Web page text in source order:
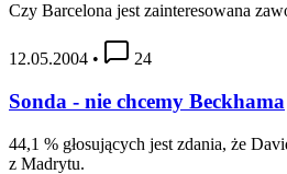
Czy Barcelona jest zainteresowana
12.05.2004 • 24
Sonda - nie chcemy Beckhama
44,1 % głosujących jest zdania, że
z Madrytu.